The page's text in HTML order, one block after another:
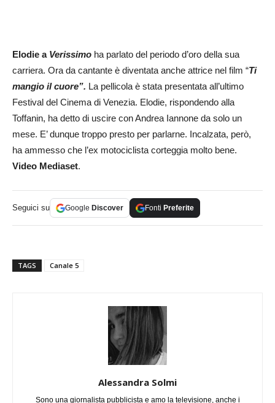
Elodie a Verissimo ha parlato del periodo d’oro della sua
carriera. Ora da cantante è diventata anche attrice nel film “Ti
mangio il cuore”. La pellicola è stata presentata all’ultimo
Festival del Cinema di Venezia. Elodie, rispondendo alla
Toffanin, ha detto di uscire con Andrea Iannone da solo un
mese. E’ dunque troppo presto per parlarne. Incalzata, però,
ha ammesso che l’ex motociclista corteggia molto bene.
Video Mediaset.
Seguici su Google Discover Fonti Preferite
TAGS Canale 5
Alessandra Solmi
Sono una giornalista pubblicista e amo la televisione, anche i